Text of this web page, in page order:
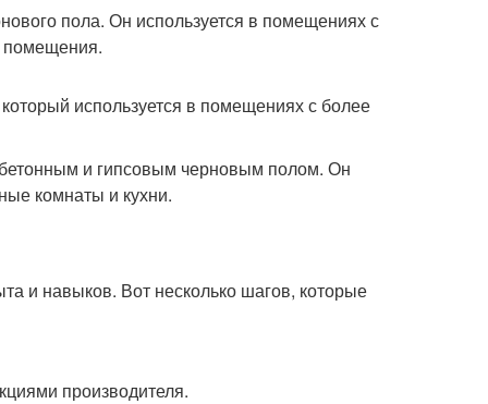
пола. Он используется в помещениях с
помещения.
используется в помещениях с более
и гипсовым черновым полом. Он
комнаты и кухни.
и навыков. Вот несколько шагов, которые
производителя.